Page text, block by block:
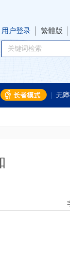
用户登录 繁體版
无